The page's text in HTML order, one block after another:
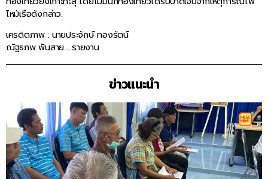
ไหม้เรือดังกล่าว.
เครดิตภาพ : นายประจักษ์ ทองรัตน์
ณัฐธภพ พันสาย…..รายงาน
ข่าวแนะนำ